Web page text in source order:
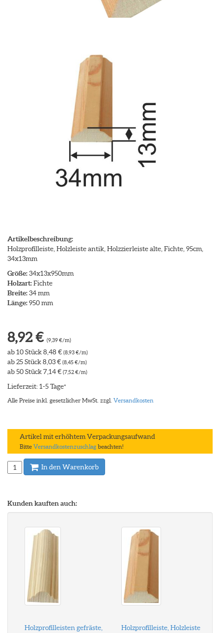
Artikelbeschreibung:
Holzprofilleiste, Holzleiste antik, Holzzierleiste alte, Fichte, 95cm,
34x13mm
Größe:34x13x950mm
Holzart:Fichte
Breite:34 mm
Länge:950 mm
8,92 € (9,39 €/m)
ab 10 Stück 8,48 € (8,93 €/m)
ab 25 Stück 8,03 € (8,45 €/m)
ab 50 Stück 7,14 € (7,52 €/m)
Lieferzeit: 1-5 Tage*
Alle Preise inkl. gesetzlicher MwSt. zzgl. Versandkosten
Artikel mit erhöhtem Verpackungsaufwand
Bitte Versandkostenzuschlag beachten!
In den Warenkorb
Kunden kauften auch:
Holzprofilleisten gefräste,
Holzprofilleiste, Holzleiste